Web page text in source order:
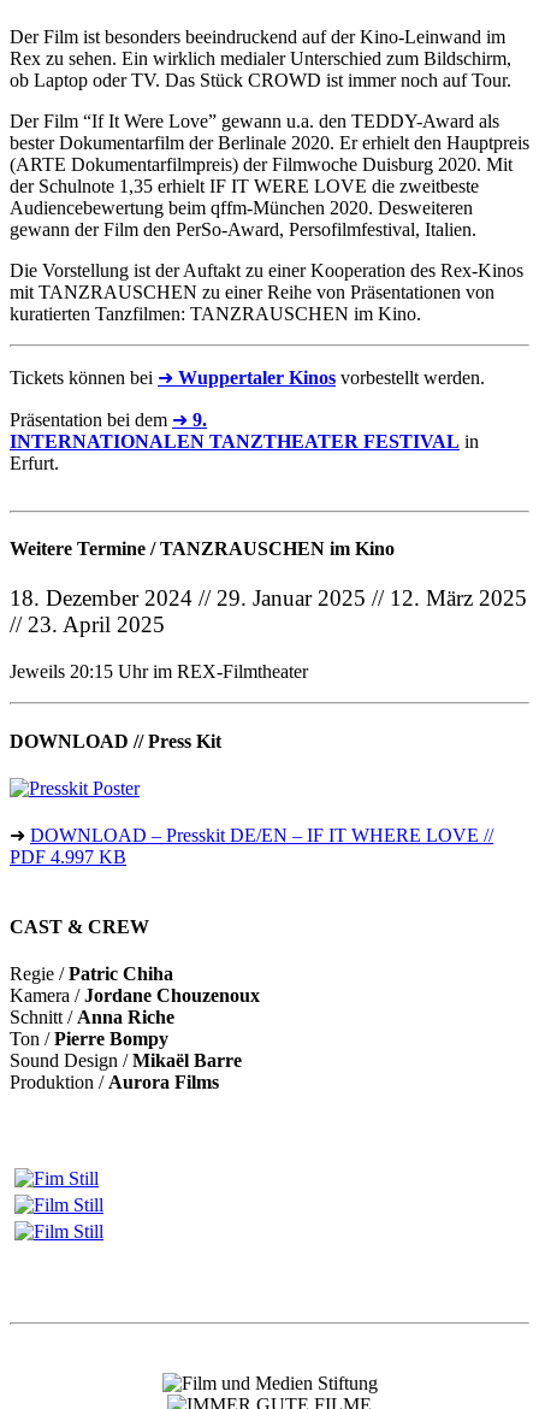
Der Film ist besonders beeindruckend auf der Kino-Leinwand im
Rex zu sehen. Ein wirklich medialer Unterschied zum Bildschirm,
ob Laptop oder TV. Das Stück CROWD ist immer noch auf Tour.
Der Film “If It Were Love” gewann u.a. den TEDDY-Award als
bester Dokumentarfilm der Berlinale 2020. Er erhielt den Hauptpreis
(ARTE Dokumentarfilmpreis) der Filmwoche Duisburg 2020. Mit
der Schulnote 1,35 erhielt IF IT WERE LOVE die zweitbeste
Audiencebewertung beim qffm-München 2020. Desweiteren
gewann der Film den PerSo-Award, Persofilmfestival, Italien.
Die Vorstellung ist der Auftakt zu einer Kooperation des Rex-Kinos
mit TANZRAUSCHEN zu einer Reihe von Präsentationen von
kuratierten Tanzfilmen: TANZRAUSCHEN im Kino.
Tickets können bei ➜ Wuppertaler Kinos vorbestellt werden.
Präsentation bei dem ➜ 9.
INTERNATIONALEN TANZTHEATER FESTIVAL in
Erfurt.
Weitere Termine / TANZRAUSCHEN im Kino
18. Dezember 2024 // 29. Januar 2025 // 12. März 2025
// 23. April 2025
Jeweils 20:15 Uhr im REX-Filmtheater
DOWNLOAD // Press Kit
➜ DOWNLOAD – Presskit DE/EN – IF IT WHERE LOVE //
PDF 4.997 KB
CAST & CREW
Regie /Patric Chiha
Kamera /Jordane Chouzenoux
Schnitt / Anna Riche
Ton /Pierre Bompy
Sound Design /Mikaël Barre
Produktion / Aurora Films